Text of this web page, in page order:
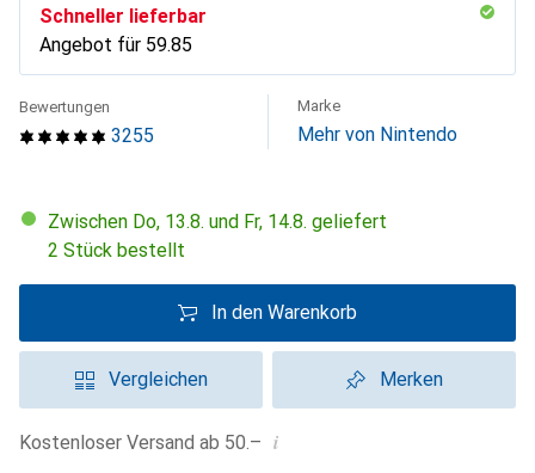
Schneller lieferbar
Angebot für CHF
59.85
3255
Bewertungen Marke
Mehr von Nintendo
Zwischen Do, 13.8. und Fr, 14.8. geliefert
2 Stück bestellt
In den Warenkorb
Vergleichen Merken
Kostenloser Versand ab 50.– i